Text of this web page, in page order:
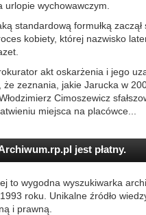
urlopie wychowawczym.
standardową formułką
kobiety, której nazwisko
akt oskarżenia i jego
zeznania, jakie Jarucka w
Cimoszewicz
miejsca na placówce...
jest płatny.
to wygodna wyszukiwarka
roku. Unikalne źródło
i prawną.